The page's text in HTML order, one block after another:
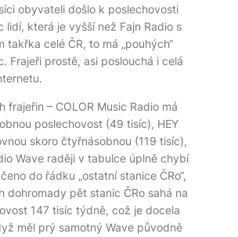
obyvateli došlo k poslechovosti
lidí, která je vyšší než Fajn Radio s
takřka celé ČR, to má „pouhých“
Frajeři prostě, asi poslouchá i celá
frajeřin – COLOR Music Radio má
poslechovost (49 tisíc), HEY
skoro čtyřnásobnou (119 tisíc),
Wave raději v tabulce úplně chybí
do řádku „ostatní stanice ČRo“,
dohromady pět stanic ČRo sahá na
147 tisíc týdně, což je docela
měl prý samotný Wave původně